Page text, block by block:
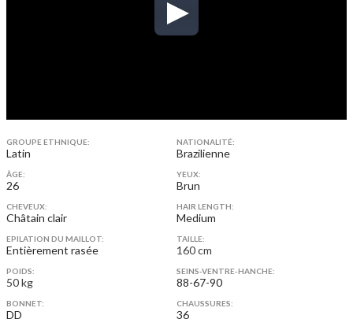
GROUPE ETHNIQUE:
Latin
NATIONALITÉ:
Brazilienne
ÂGE:
26
YEUX:
Brun
CHEVEUX:
Châtain clair
HAIR LENGTH:
Medium
EPILATION DU MAILLOT:
Entièrement rasée
TAILLE:
160 cm
POIDS:
50 kg
SEINS-VENTRE-HANCHE:
88-67-90
BONNET:
DD
CHAUSSURES:
36